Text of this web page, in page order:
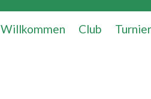
Willkommen Club